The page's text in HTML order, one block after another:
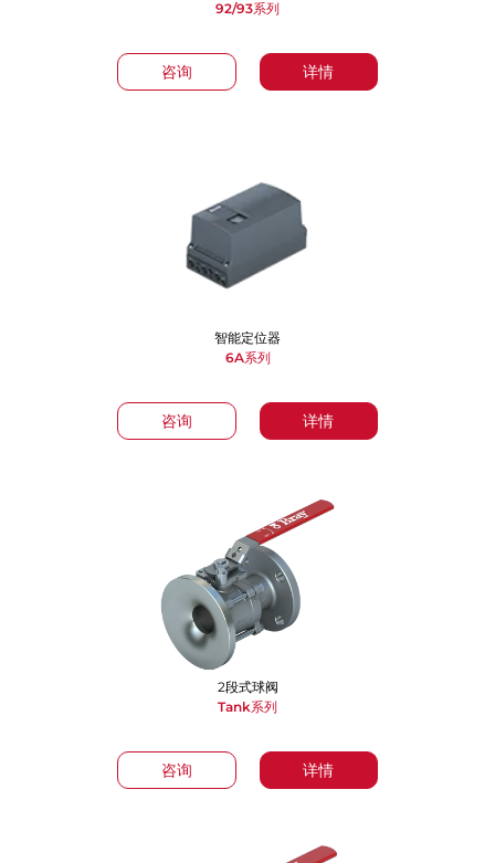
咨询 详情
92/93系列
咨询 详情
智能定位器
6A系列
咨询 详情
2段式球阀
Tank系列